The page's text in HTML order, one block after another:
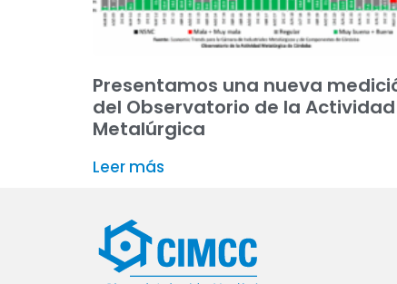
Presentamos una nueva
del Observatorio de la Actividad
Metalúrgica
Leer más